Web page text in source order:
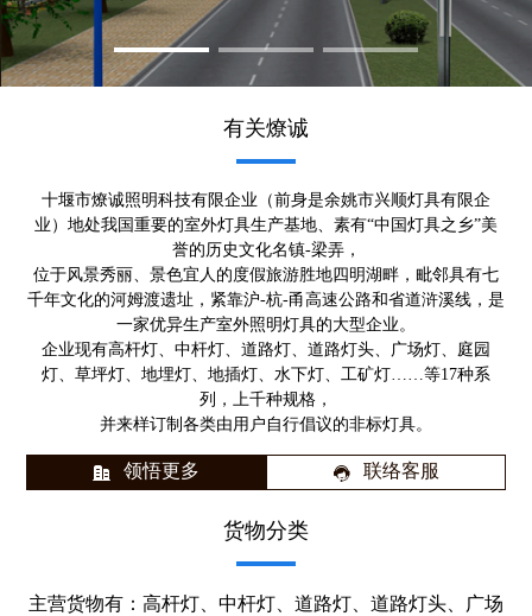
有关燎诚
十堰市燎诚照明科技有限企业（前身是余姚市兴顺灯具有限企
业）地处我国重要的室外灯具生产基地、素有“中国灯具之乡”美
誉的历史文化名镇-梁弄，
位于风景秀丽、景色宜人的度假旅游胜地四明湖畔，毗邻具有七
千年文化的河姆渡遗址，紧靠沪-杭-甬高速公路和省道浒溪线，是
一家优异生产室外照明灯具的大型企业。
企业现有高杆灯、中杆灯、道路灯、道路灯头、广场灯、庭园
灯、草坪灯、地埋灯、地插灯、水下灯、工矿灯……等17种系
列，上千种规格，
并来样订制各类由用户自行倡议的非标灯具。
领悟更多 联络客服
货物分类
主营货物有：高杆灯、中杆灯、道路灯、道路灯头、广场